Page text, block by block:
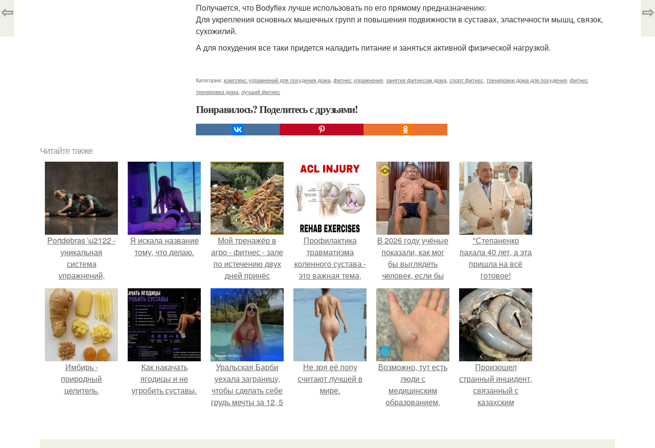
Получается, что Bodyflex лучше использовать по его прямому предназначению:
Для укрепления основных мышечных групп и повышения подвижности в суставах, эластичности мышц, связок,
сухожилий.
А для похудения все таки придется наладить питание и заняться активной физической нагрузкой.
Категории: комплекс упражнений для похудения дома фитнес упражнения занятия фитнесом дома спорт фитнес тренировки дома для похудения фитнес
тренировка дома лучший фитнес
Понравилось? Поделитесь с друзьями!
⇦ ⇨
Читайте также
Portdebras \u2122 -
уникальная
система
упражнений,
доступна и
выполнима, не
зависимо от
имеющихся
навыков и
возраста.
Я искала название
тому, что делаю.
Мой тренажёр в
агро - фитнес - зале
по истечению двух
дней принёс
ощутимый
результат.
Профилактика
травматизма
коленного сустава -
это важная тема,
особенно для тех,
кто ведет активный
образ жизни или
занимается
спортом.
В 2026 году учёные
показали, как мог
бы выглядеть
человек, если бы
его тело
эволюционировало
специально для
выживания в
автокатастpoфах.
"Степаненко
пахала 40 лет, а эта
пришла на всё
готовое!
Имбирь -
природный
целитель.
Как накачать
ягодицы и не
угробить суставы.
Уральская Барби
уехала заграницу,
чтобы сделать себе
грудь мечты за 12, 5
Не зря её попу
считают лучшей в
мире.
Возможно, тут есть
люди с
медицинским
образованием,
Произошел
странный инцидент,
связанный с
казахским